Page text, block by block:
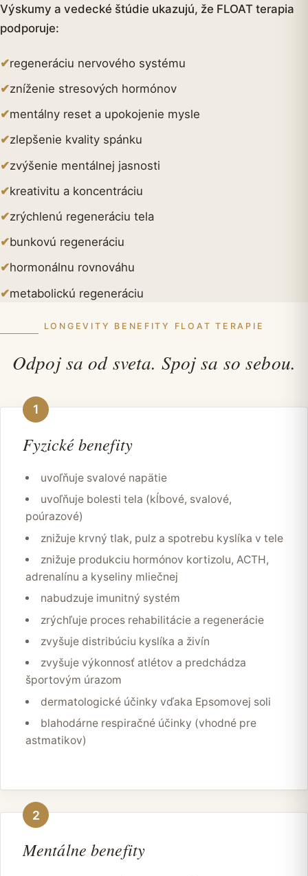
Výskumy a vedecké štúdie ukazujú, že FLOAT terapia
podporuje:
✔regeneráciu nervového systému
✔zníženie stresových hormónov
✔mentálny reset a upokojenie mysle
✔zlepšenie kvality spánku
✔zvýšenie mentálnej jasnosti
✔kreativitu a koncentráciu
✔zrýchlenú regeneráciu tela
✔bunkovú regeneráciu
✔hormonálnu rovnováhu
✔metabolickú regeneráciu
LONGEVITY BENEFITY FLOAT TERAPIE
Odpoj sa od sveta. Spoj sa so sebou.
1
Fyzické benefity
uvoľňuje svalové napätie
uvoľňuje bolesti tela (kĺbové, svalové,
poúrazové)
znižuje krvný tlak, pulz a spotrebu kyslíka v tele
znižuje produkciu hormónov kortizolu, ACTH,
adrenalínu a kyseliny mliečnej
nabudzuje imunitný systém
zrýchľuje proces rehabilitácie a regenerácie
zvyšuje distribúciu kyslíka a živín
zvyšuje výkonnosť atlétov a predchádza
športovým úrazom
dermatologické účinky vďaka Epsomovej soli
blahodárne respiračné účinky (vhodné pre
astmatikov)
2
Mentálne benefity